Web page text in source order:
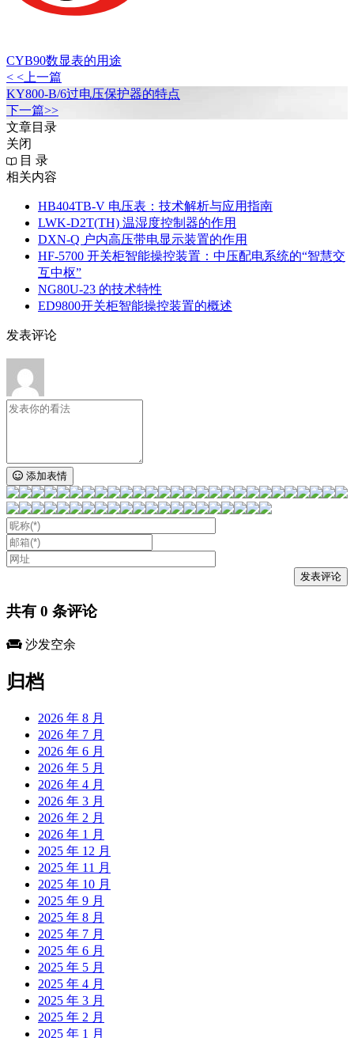
CYB90数显表的用途
< <上一篇
KY800-B/6过电压保护器的特点
下一篇>>
文章目录
关闭
目 录
相关内容
HB404TB-V 电压表：技术解析与应用指南
LWK‑D2T(TH) 温湿度控制器的作用
DXN‑Q 户内高压带电显示装置的作用
HF-5700 开关柜智能操控装置：中压配电系统的“智慧交
互中枢”
NG80U-23 的技术特性
ED9800开关柜智能操控装置的概述
发表评论
添加表情
共有 0 条评论
沙发空余
归档
2026 年 8 月
2026 年 7 月
2026 年 6 月
2026 年 5 月
2026 年 4 月
2026 年 3 月
2026 年 2 月
2026 年 1 月
2025 年 12 月
2025 年 11 月
2025 年 10 月
2025 年 9 月
2025 年 8 月
2025 年 7 月
2025 年 6 月
2025 年 5 月
2025 年 4 月
2025 年 3 月
2025 年 2 月
2025 年 1 月